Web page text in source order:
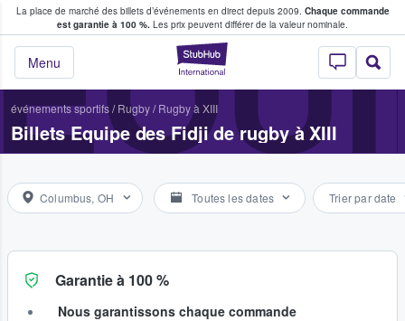
La place de marché des billets d’événements en direct depuis 2009. Chaque commande
est garantie à 100 %. Les prix peuvent différer de la valeur nominale.
StubHub - Où
Menu
fans achètent et vendent des billets
événements sportifs/ Rugby/ Rugby à XIII
Billets Equipe des Fidji de rugby à XIII
Columbus, OH Toutes les dates Trier par date
Garantie à 100 %
Nous garantissons chaque commande